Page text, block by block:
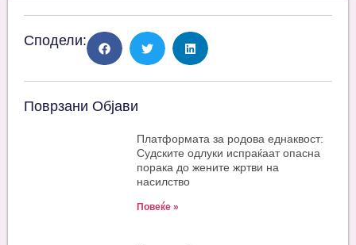
Сподели:
Поврзани Објави
Платформата за родова еднаквост:
Судските одлуки испраќаат опасна
порака до жените жртви на
насилство
Повеќе »